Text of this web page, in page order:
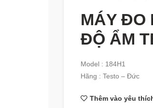
MÁY ĐO
ĐỘ ẨM
Model : 184H1
Hãng : Testo – Đức
Thêm vào yêu